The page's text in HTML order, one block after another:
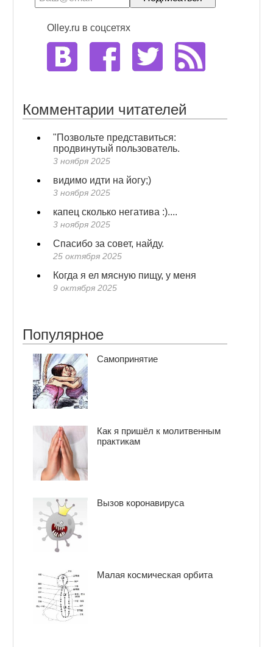
Olley.ru в соцсетях
Комментарии читателей
"Позвольте представиться:
продвинутый пользователь.
3 ноября 2025
видимо идти на йогу;)
3 ноября 2025
капец сколько негатива :)....
3 ноября 2025
Спасибо за совет, найду.
25 октября 2025
Когда я ел мясную пищу, у меня
9 октября 2025
Популярное
Самопринятие
Как я пришёл к молитвенным
практикам
Вызов коронавируса
Малая космическая орбита